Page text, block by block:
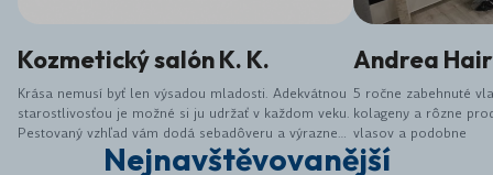
Kozmetický salón K. K.
Krása nemusí byť len výsadou mladosti. Adekvátnou
starostlivosťou je možné si ju udržať v každom veku.
Pestovaný vzhľad vám dodá sebadôveru a výrazne
vám môže pomôcť pri komunikácií v pracovnom i
Andrea
5 ročne zabehnuté
kolageny a rôzne
vlasov a podobne
Nejnavštěvovanější